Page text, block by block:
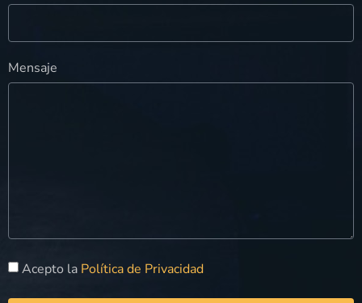
Mensaje
Acepto la Política de Privacidad